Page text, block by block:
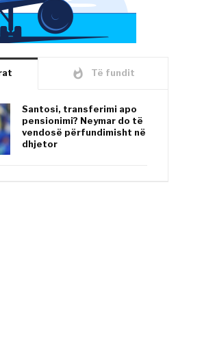
whatshot Të fundit
Santosi, transferimi apo
pensionimi? Neymar do të
vendosë përfundimisht në
dhjetor